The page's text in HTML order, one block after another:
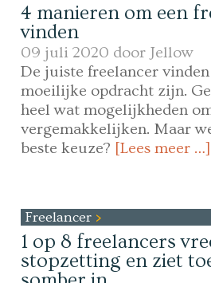
4 manieren om een
vinden
09 juli 2020 door Jellow
De juiste freelancer
moeilijke opdracht zijn.
heel wat mogelijkheden
vergemakkelijken. Maar
beste keuze? [Lees meer …]
Freelancer
1 op 8 freelancers
stopzetting en ziet